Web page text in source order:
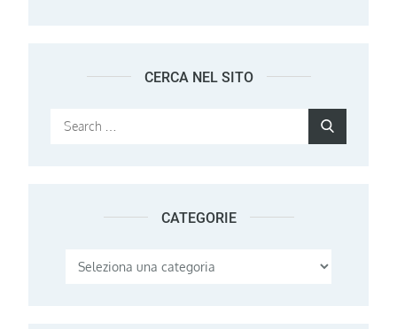
CERCA NEL SITO
Search
CATEGORIE
Categorie